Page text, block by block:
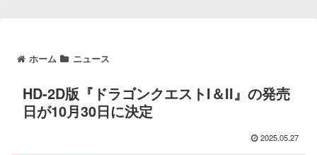
ホーム ニュース
HD-2D版『ドラゴンクエストI＆II』の発売
日が10月30日に決定
2025.05.27